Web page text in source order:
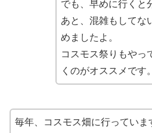
でも、早めに行くと
あと、混雑もしてな
めましたよ。
コスモス祭りもやっ
くのがオススメです。
毎年、コスモス畑に行っていま